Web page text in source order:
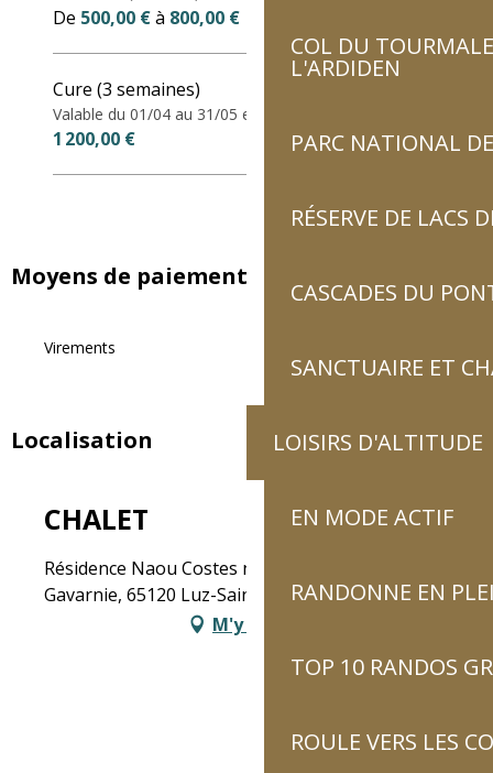
COL DU
L'ARDIDEN
PARC NATIONAL
RÉSERVE DE LACS
CASCADES DU
SANCTUAIRE ET
LOISIRS D'ALTITUDE
EN MODE ACTIF
RANDONNE EN
TOP 10 RANDOS
ROULE VERS LES
De 500,00 €à 800,00 €
Cure (3 semaines)
Valable du 01/04 au 31/05 et du 15/09 au 30/11.
1 200,00 €
Moyens de paiement
Virements
Localisation
CHALET
Résidence Naou Costes n°2, 2, route de
Gavarnie, 65120 Luz-Saint-Sauveur
M'y rendre